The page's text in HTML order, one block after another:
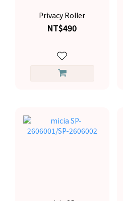
Privacy Roller
NT$490